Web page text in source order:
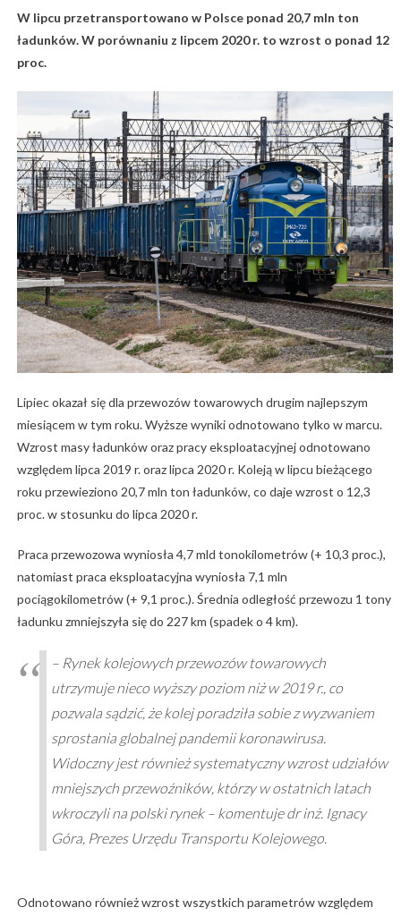
W lipcu przetransportowano w Polsce ponad 20,7 mln ton
ładunków. W porównaniu z lipcem 2020 r. to wzrost o ponad 12
proc.
Lipiec okazał się dla przewozów towarowych drugim najlepszym
miesiącem w tym roku. Wyższe wyniki odnotowano tylko w marcu.
Wzrost masy ładunków oraz pracy eksploatacyjnej odnotowano
względem lipca 2019 r. oraz lipca 2020 r. Koleją w lipcu bieżącego
roku przewieziono 20,7 mln ton ładunków, co daje wzrost o 12,3
proc. w stosunku do lipca 2020 r.
Praca przewozowa wyniosła 4,7 mld tonokilometrów (+ 10,3 proc.),
natomiast praca eksploatacyjna wyniosła 7,1 mln
pociągokilometrów (+ 9,1 proc.). Średnia odległość przewozu 1 tony
ładunku zmniejszyła się do 227 km (spadek o 4 km).
– Rynek kolejowych przewozów towarowych
utrzymuje nieco wyższy poziom niż w 2019 r., co
pozwala sądzić, że kolej poradziła sobie z wyzwaniem
sprostania globalnej pandemii koronawirusa.
Widoczny jest również systematyczny wzrost udziałów
mniejszych przewoźników, którzy w ostatnich latach
wkroczyli na polski rynek – komentuje dr inż. Ignacy
Góra, Prezes Urzędu Transportu Kolejowego.
Odnotowano również wzrost wszystkich parametrów względem